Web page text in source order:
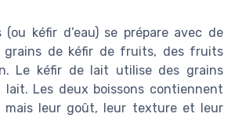
kéfir d’eau) se prépare avec de
grains de kéfir de fruits, des fruits
Le kéfir de lait utilise des grains
lait. Les deux boissons contiennent
mais leur goût, leur texture et leur